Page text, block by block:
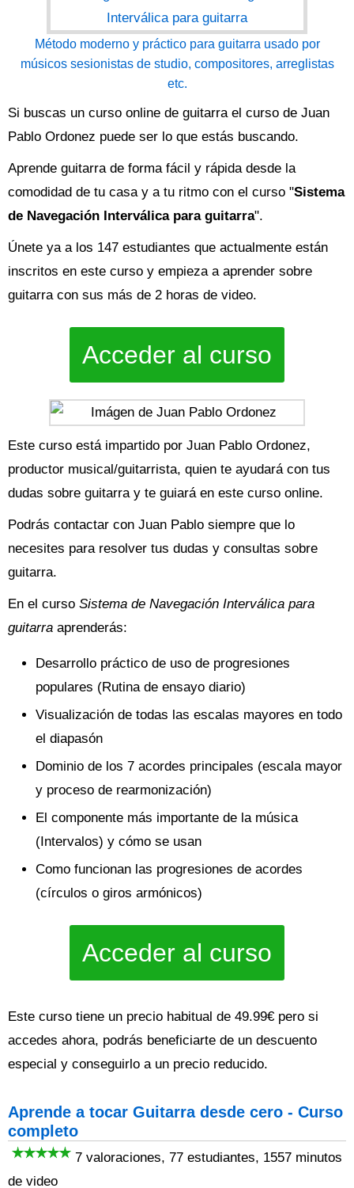
Método moderno y práctico para guitarra usado por
músicos sesionistas de studio, compositores, arreglistas
etc.
Si buscas un curso online de guitarra el curso de Juan
Pablo Ordonez puede ser lo que estás buscando.
Aprende guitarra de forma fácil y rápida desde la
comodidad de tu casa y a tu ritmo con el curso "Sistema
de Navegación Interválica para guitarra".
Únete ya a los 147 estudiantes que actualmente están
inscritos en este curso y empieza a aprender sobre
guitarra con sus más de 2 horas de video.
Acceder al curso
Este curso está impartido por Juan Pablo Ordonez,
productor musical/guitarrista, quien te ayudará con tus
dudas sobre guitarra y te guiará en este curso online.
Podrás contactar con Juan Pablo siempre que lo
necesites para resolver tus dudas y consultas sobre
guitarra.
En el curso Sistema de Navegación Interválica para
guitarra aprenderás:
Desarrollo práctico de uso de progresiones
populares (Rutina de ensayo diario)
Visualización de todas las escalas mayores en todo
el diapasón
Dominio de los 7 acordes principales (escala mayor
y proceso de rearmonización)
El componente más importante de la música
(Intervalos) y cómo se usan
Como funcionan las progresiones de acordes
(círculos o giros armónicos)
Acceder al curso
Este curso tiene un precio habitual de 49.99€ pero si
accedes ahora, podrás beneficiarte de un descuento
especial y conseguirlo a un precio reducido.
Aprende a tocar Guitarra desde cero - Curso
completo
7 valoraciones, 77 estudiantes, 1557 minutos
de video